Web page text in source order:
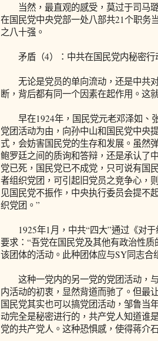
当然，最直观的感受，莫过于司马璐
在国民党中央党部一处八部共21个职务
之八十强。
矛盾（4）：中共在国民党内秘密行
无论是党员的单向流动，还是中共
断，背后都有同一个因素在起作用。这
早在1924年，国民党元老邓泽如、
党团活动为由，向孙中山和国民党中央
式，会妨害国民党的生存和发展。虽然
鲍罗廷之间的质询和答辩，还是承认了
党已死，国民党已不成党，只可说有国
者组织党团，可引起旧党员之竞争心，
见国民党不振作，中央执行委员会提不
织党团。”
1925年1月，中共“四大”通过《对于
要求：“吾党在国民党及其他有政治性
该团体的活动。此种团体应与SY同志
这种一党内的另一党的党团活动，
内活动的初衷，显然背道而驰了。但最
国民党其实也可以搞党团活动，邹鲁当
动完全是秘密进行的，共产党人知道谁
党的共产党人。这种恐惧感，使得蒋介